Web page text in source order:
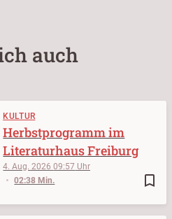
auch
KULTUR
bookmark_border
4. Aug. 202609:57
02:38 Min.
Herbstprogramm im
Literaturhaus Freiburg